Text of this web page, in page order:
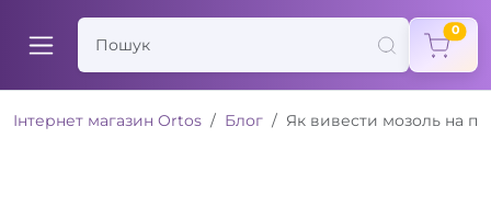
0
Інтернет магазин Ortos Блог Як вивести мозоль на